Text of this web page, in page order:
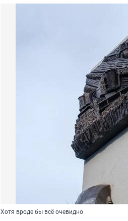
Хотя вроде бы всё очевидно